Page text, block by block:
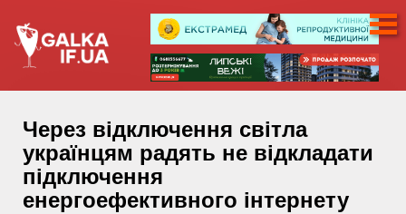
Через відключення світла
українцям радять не відкладати
підключення
енергоефективного інтернету